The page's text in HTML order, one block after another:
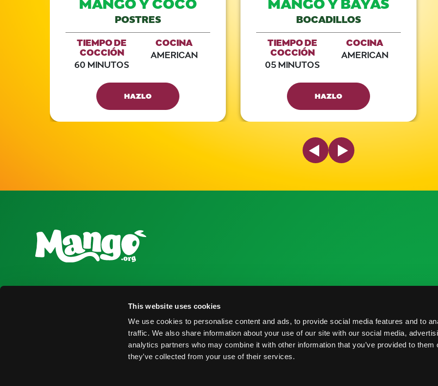
This website uses cookies
We use cookies to personalise content and ads, to provide social media features and to
traffic. We also share information about your use of our site with our social media,
analytics partners who may combine it with other information that you’ve provided to them
they’ve collected from your use of their services.
POSTRES
TIEMPO DE
COCCIÓN
60 MINUTOS
COCINA
AMERICAN
HAZLO
BOCADILLOS
TIEMPO DE
COCCIÓN
05 MINUTOS
COCINA
AMERICAN
HAZLO
Previous SlideNext Slide
National Mango Board
Recursos para la Industria
Obtener Informe de Cosecha
Encontrar Proveedores
Eventos
Recursos de Investigación
Informe de Cosecha
Prácticas Postcosecha